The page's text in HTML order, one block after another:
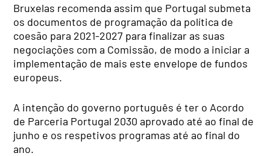
Bruxelas recomenda assim que Portugal submeta
os documentos de programação da política de
coesão para 2021-2027 para finalizar as suas
negociações com a Comissão, de modo a iniciar a
implementação de mais este envelope de fundos
europeus.
A intenção do governo português é ter o Acordo
de Parceria Portugal 2030 aprovado até ao final de
junho e os respetivos programas até ao final do
ano.